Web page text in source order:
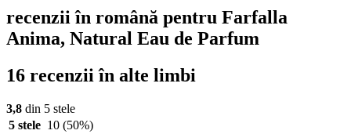
recenzii în română pentru Farfalla
Anima, Natural Eau de Parfum
16 recenzii în alte limbi
3,8 din 5 stele
5 stele 10 (50%)